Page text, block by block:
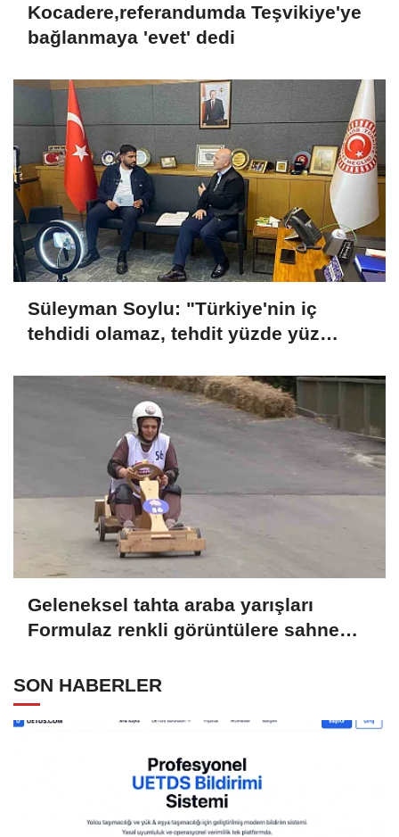
Kocadere,referandumda Teşvikiye'ye
bağlanmaya 'evet' dedi
Süleyman Soylu: "Türkiye'nin iç
tehdidi olamaz, tehdit yüzde yüz
Geleneksel tahta araba yarışları
Formulaz renkli görüntülere sahne
SON HABERLER